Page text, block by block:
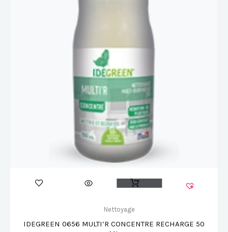
Nettoyage
IDEGREEN 0656 MULTI’R CONCENTRE RECHARGE 50